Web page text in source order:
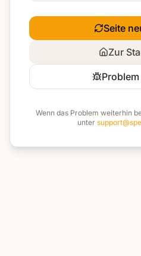
Seite
Zur
Wenn das Problem weiterhin
unter